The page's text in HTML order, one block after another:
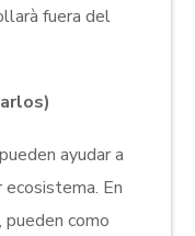
fuera del
ayudar a
En
como